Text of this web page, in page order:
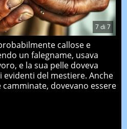
7di 7
callose e
un falegname, usava
e la sua pelle doveva
evidenti del mestiere. Anche
dovevano essere